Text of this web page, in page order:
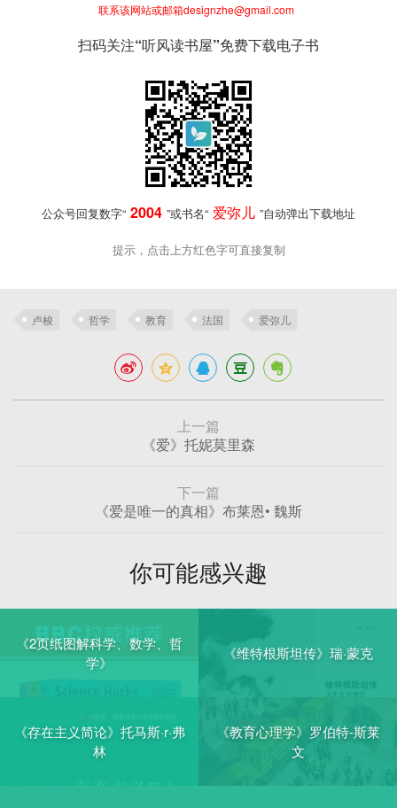
联系该网站或邮箱designzhe@gmail.com
扫码关注“听风读书屋”免费下载电子书
公众号回复数字“ 2004 ”或书名“ 爱弥儿 ”自动弹出下载地址
提示，点击上方红色字可直接复制
卢梭 哲学 教育 法国 爱弥儿
上一篇
《爱》托妮莫里森
下一篇
《爱是唯一的真相》布莱恩• 魏斯
你可能感兴趣
《2页纸图解科学、数学、哲
学》
《维特根斯坦传》瑞·蒙克
《存在主义简论》托马斯·r·弗
林
《教育心理学》罗伯特-斯莱
文